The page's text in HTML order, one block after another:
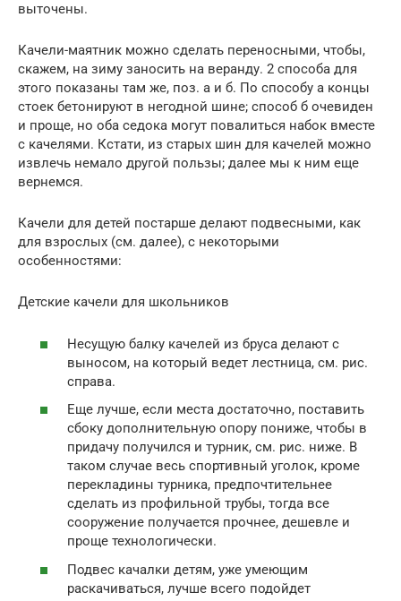
выточены.
Качели-маятник можно сделать переносными, чтобы,
скажем, на зиму заносить на веранду. 2 способа для
этого показаны там же, поз. а и б. По способу а концы
стоек бетонируют в негодной шине; способ б очевиден
и проще, но оба седока могут повалиться набок вместе
с качелями. Кстати, из старых шин для качелей можно
извлечь немало другой пользы; далее мы к ним еще
вернемся.
Качели для детей постарше делают подвесными, как
для взрослых (см. далее), с некоторыми
особенностями:
Детские качели для школьников
Несущую балку качелей из бруса делают с
выносом, на который ведет лестница, см. рис.
справа.
Еще лучше, если места достаточно, поставить
сбоку дополнительную опору пониже, чтобы в
придачу получился и турник, см. рис. ниже. В
таком случае весь спортивный уголок, кроме
перекладины турника, предпочтительнее
сделать из профильной трубы, тогда все
сооружение получается прочнее, дешевле и
проще технологически.
Подвес качалки детям, уже умеющим
раскачиваться, лучше всего подойдет